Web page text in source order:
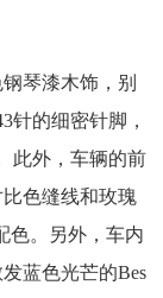
琴漆木饰，别
针的细密针脚，
此外，车辆的前
色缝线和玫瑰
色。另外，车内
蓝色光芒的Bes